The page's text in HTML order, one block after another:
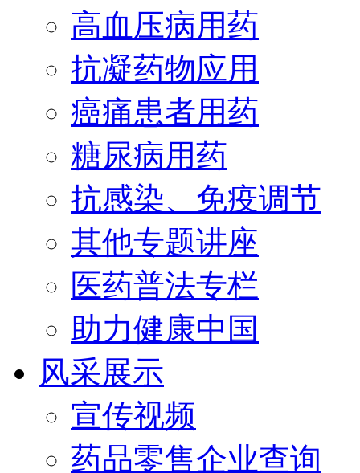
高血压病用药
抗凝药物应用
癌痛患者用药
糖尿病用药
抗感染、免疫调节
其他专题讲座
医药普法专栏
助力健康中国
风采展示
宣传视频
药品零售企业查询